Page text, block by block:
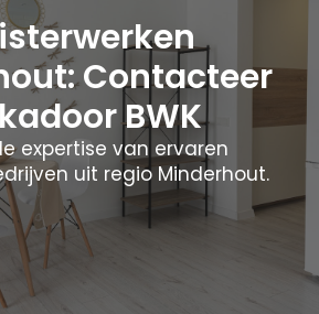
Contacteer
BWK
expertise van ervaren
uit regio Minderhout.